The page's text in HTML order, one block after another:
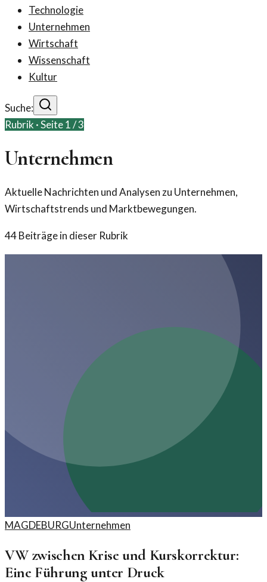
Technologie
Unternehmen
Wirtschaft
Wissenschaft
Kultur
Suche:
Rubrik · Seite1/3
Unternehmen
Aktuelle Nachrichten und Analysen zu Unternehmen,
Wirtschaftstrends und Marktbewegungen.
44Beiträge in dieser Rubrik
MAGDEBURGUnternehmen
VW zwischen Krise und Kurskorrektur:
Eine Führung unter Druck